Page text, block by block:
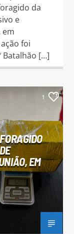
da
e
em
foi
Batalhão […]
1
EM